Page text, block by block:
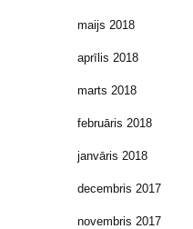
maijs 2018
aprīlis 2018
marts 2018
februāris 2018
janvāris 2018
decembris 2017
novembris 2017